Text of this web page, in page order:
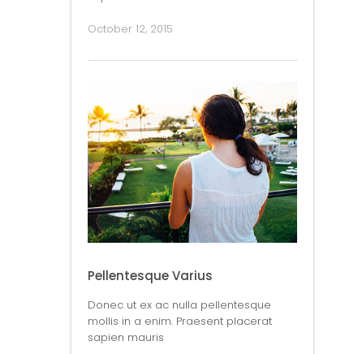
October 12, 2015
Pellentesque Varius
Donec ut ex ac nulla pellentesque
mollis in a enim. Praesent placerat
sapien mauris